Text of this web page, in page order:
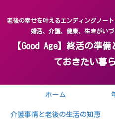
老後の幸せを叶えるエンディングノー
婚活、介護、健康、生きがい
【Good Age】終活の準
ておきたい暮
ホーム
介護事情と老後の生活の知恵